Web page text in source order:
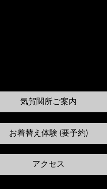
気賀関所ご案内
お着替え体験 (要予約)
アクセス